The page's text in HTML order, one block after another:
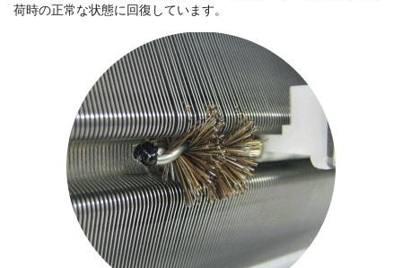
荷時の正常な状態に回復しています。